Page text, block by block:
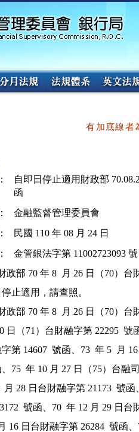
有加底線者
自即日停止適用財政部
金融監督管理委員會
民國 110 年 08 月 24 日
金管銀法字第 11002723093
政部 70 年 8  月 26 日（70）台
日停止適用，請查照。
政部 70 年 8  月 26 日（70）台
20 日（71）台財融字第 22295
融字第 14607  號函、73  年 5
函、75  年 10 月 27 日（75）
8  月 28 日台財融字第 21173  號
23172  號函、70  年 12 月 29
月 16 日台財融字第 26284  號